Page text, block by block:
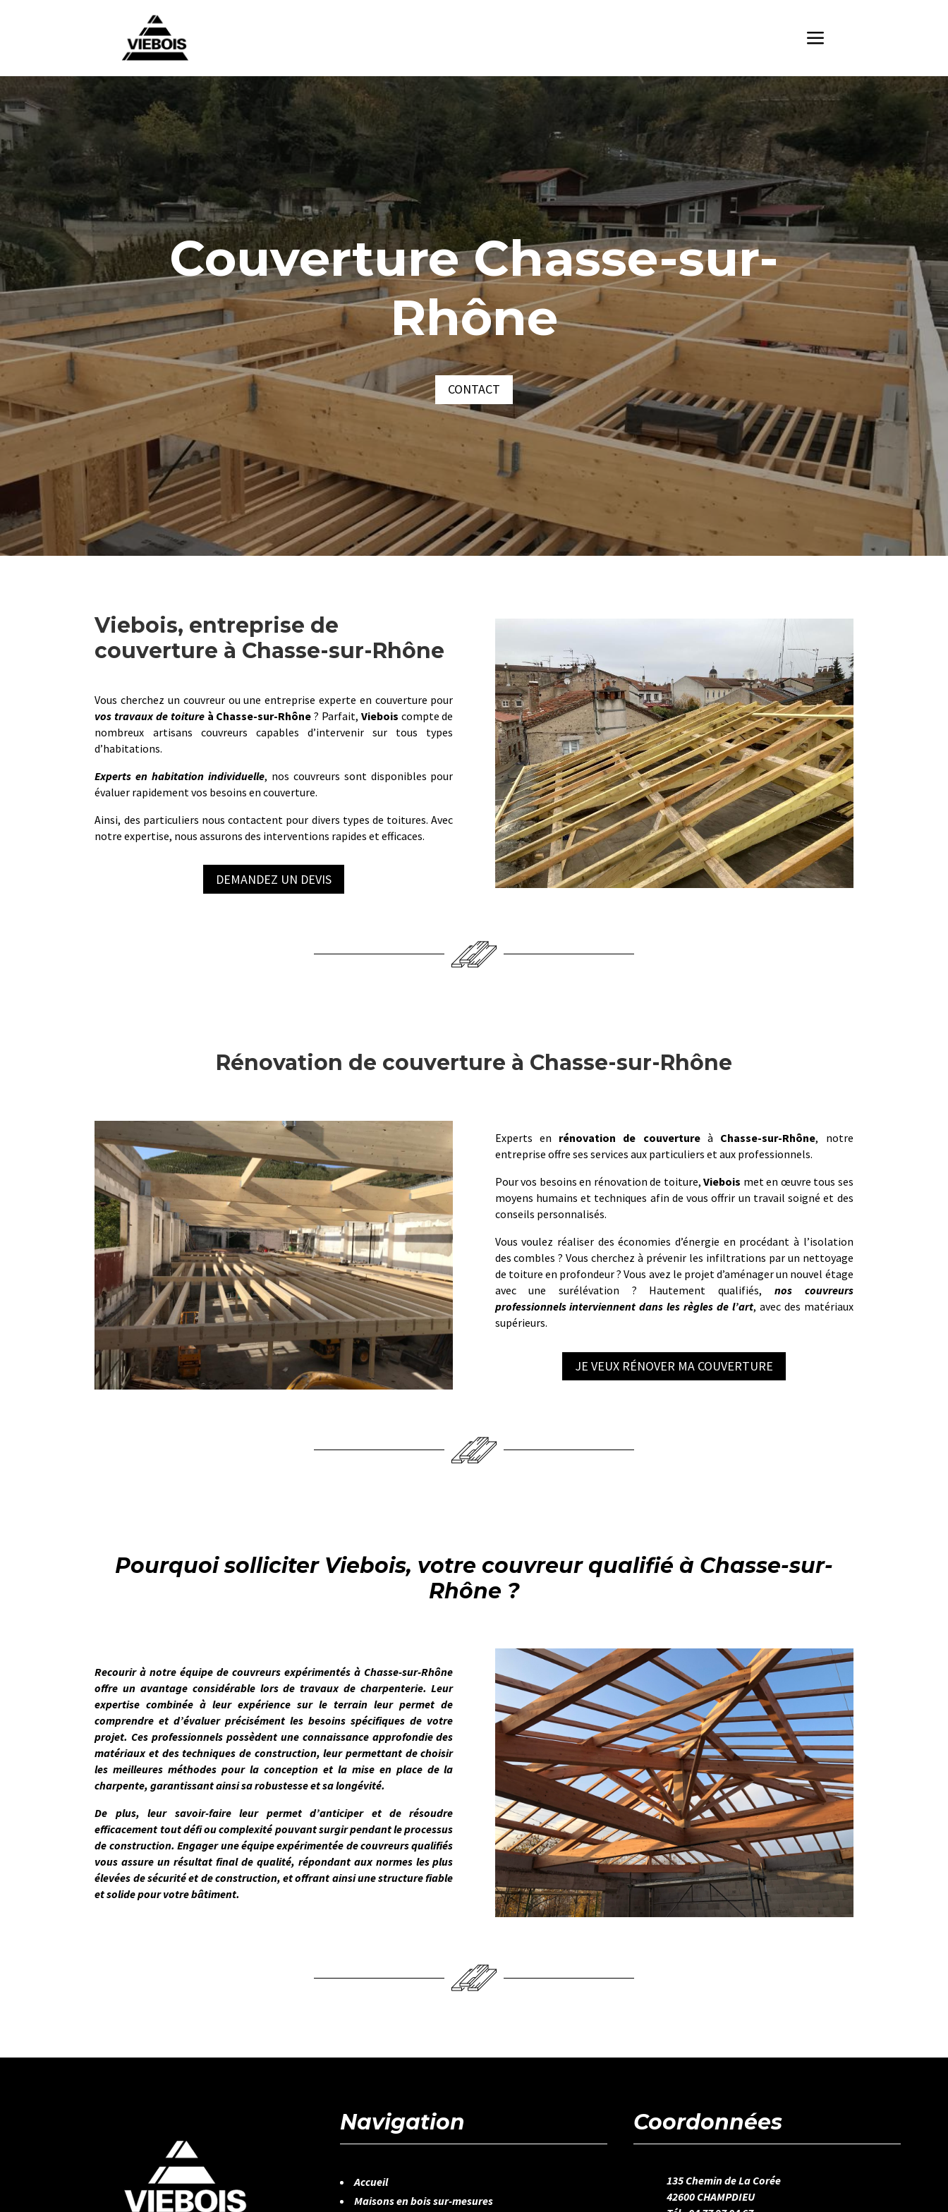
Couverture Chasse-sur-
Rhône
CONTACT
Viebois, entreprise de
couverture à Chasse-sur-Rhône
Vous cherchez un couvreur ou une entreprise experte en couverture pour
vos travaux de toiture à Chasse-sur-Rhône ? Parfait, Viebois compte de
nombreux artisans couvreurs capables d’intervenir sur tous types
d’habitations.
Experts en habitation individuelle, nos couvreurs sont disponibles pour
évaluer rapidement vos besoins en couverture.
Ainsi, des particuliers nous contactent pour divers types de toitures. Avec
notre expertise, nous assurons des interventions rapides et efficaces.
DEMANDEZ UN DEVIS
Rénovation de couverture à Chasse-sur-Rhône
Experts en rénovation de couvertureà Chasse-sur-Rhône, notre
entreprise offre ses services aux particuliers et aux professionnels.
Pour vos besoins en rénovation de toiture,Viebois met en œuvre tous ses
moyens humains et techniques afin de vous offrir un travail soigné et des
conseils personnalisés.
Vous voulez réaliser des économies d’énergie en procédant à l’isolation
des combles ? Vous cherchez à prévenir les infiltrations par un nettoyage
de toiture en profondeur ? Vous avez le projet d’aménager un nouvel étage
avec une surélévation ? Hautement qualifiés, nos couvreurs
professionnels interviennent dans les règles de l’art, avec des matériaux
supérieurs.
JE VEUX RÉNOVER MA COUVERTURE
Pourquoi solliciter Viebois, votre couvreur qualifié à Chasse-sur-
Rhône ?
Recourir à notre équipe de couvreurs expérimentés à Chasse-sur-Rhône
offre un avantage considérable lors de travaux de charpenterie. Leur
expertise combinée à leur expérience sur le terrain leur permet de
comprendre et d’évaluer précisément les besoins spécifiques de votre
projet. Ces professionnels possèdent une connaissance approfondie des
matériaux et des techniques de construction, leur permettant de choisir
les meilleures méthodes pour la conception et la mise en place de la
charpente, garantissant ainsi sa robustesse et sa longévité.
De plus, leur savoir-faire leur permet d’anticiper et de résoudre
efficacement tout défi ou complexité pouvant surgir pendant le processus
de construction. Engager une équipe expérimentée de couvreurs qualifiés
vous assure un résultat final de qualité, répondant aux normes les plus
élevées de sécurité et de construction, et offrant ainsi une structure fiable
et solide pour votre bâtiment.
Navigation
Accueil
Maisons en bois sur-mesures
Coordonnées
135 Chemin de La Corée
42600 CHAMPDIEU